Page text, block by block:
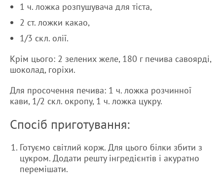
1 ч. ложка розпушувача для тіста,
2 ст. ложки какао,
1/3 скл. олії.
Крім цього: 2 зелених желе, 180 г печива савоярді,
шоколад, горіхи.
Для просочення печива: 1 ч. ложка розчинної
кави, 1/2 скл. окропу, 1 ч. ложка цукру.
Спосіб приготування:
Готуємо світлий корж. Для цього білки збити з
цукром. Додати решту інгредієнтів і акуратно
перемішати.